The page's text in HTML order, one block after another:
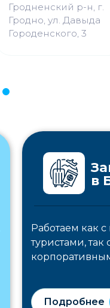
Гродненский р-н, г.
Гродно, ул. Давыда
Городенского, 3
в
Работаем как
туристами,
Подробнее